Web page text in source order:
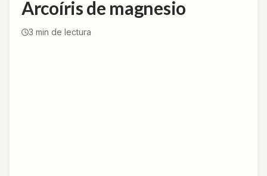
Arcoíris de magnesio
3 min de lectura